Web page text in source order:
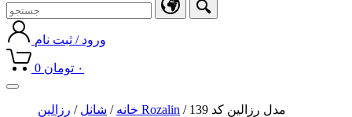
ورود / ثبت نام
0 ۰ تومان
Toggle
navigation
خانه / شانل / رزالین Rozalin / مدل رزالین کد 139